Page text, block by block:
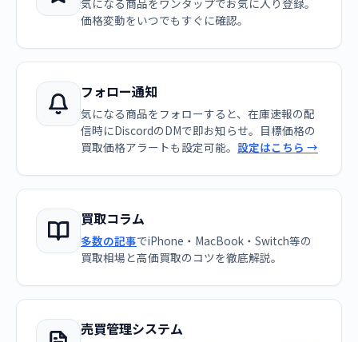
気になる商品をワンタップでお気に入り登録。
価格変動をいつでもすぐに確認。
フォロー通知
気になる商品をフォローすると、在庫速報の配
信時にDiscordのDMで即お知らせ。目標価格の
買取価格アラートも設定可能。 設定はこちら →
買取コラム
多数の記事でiPhone・MacBook・Switch等の
買取相場と高価買取のコツを徹底解説。
売買管理システム